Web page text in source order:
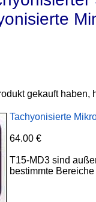
gekauft haben,
Tachyonisierte
64.00 €
T15-MD3 sind
bestimmte